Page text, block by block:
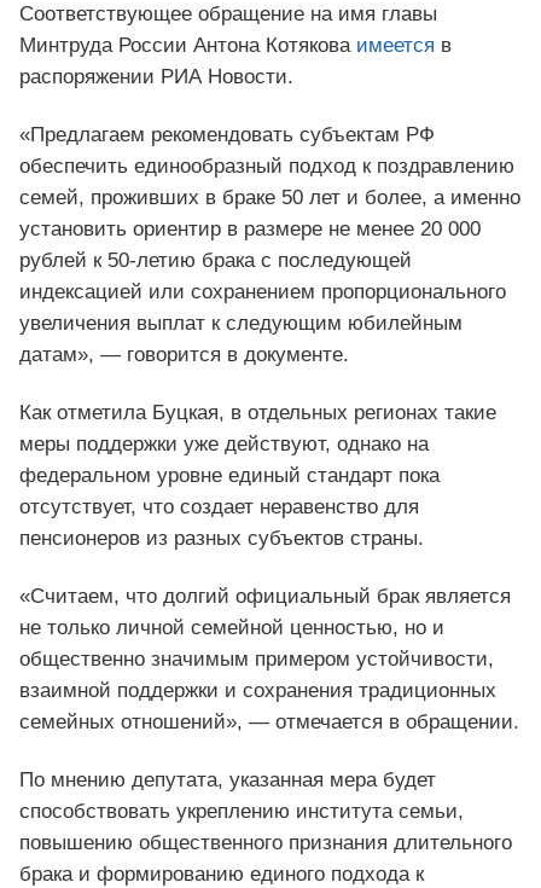
Соответствующее обращение на имя главы
Минтруда России Антона Котякова имеется в
распоряжении РИА Новости.
«Предлагаем рекомендовать субъектам РФ
обеспечить единообразный подход к поздравлению
семей, проживших в браке 50 лет и более, а именно
установить ориентир в размере не менее 20 000
рублей к 50-летию брака с последующей
индексацией или сохранением пропорционального
увеличения выплат к следующим юбилейным
датам», — говорится в документе.
Как отметила Буцкая, в отдельных регионах такие
меры поддержки уже действуют, однако на
федеральном уровне единый стандарт пока
отсутствует, что создает неравенство для
пенсионеров из разных субъектов страны.
«Считаем, что долгий официальный брак является
не только личной семейной ценностью, но и
общественно значимым примером устойчивости,
взаимной поддержки и сохранения традиционных
семейных отношений», — отмечается в обращении.
По мнению депутата, указанная мера будет
способствовать укреплению института семьи,
повышению общественного признания длительного
брака и формированию единого подхода к